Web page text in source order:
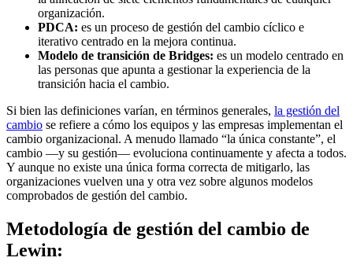
organización.
PDCA: es un proceso de gestión del cambio cíclico e
iterativo centrado en la mejora continua.
Modelo de transición de Bridges: es un modelo centrado en
las personas que apunta a gestionar la experiencia de la
transición hacia el cambio.
Si bien las definiciones varían, en términos generales, la gestión del
cambio se refiere a cómo los equipos y las empresas implementan el
cambio organizacional. A menudo llamado “la única constante”, el
cambio —y su gestión— evoluciona continuamente y afecta a todos.
Y aunque no existe una única forma correcta de mitigarlo, las
organizaciones vuelven una y otra vez sobre algunos modelos
comprobados de gestión del cambio.
Metodología de gestión del cambio de
Lewin: